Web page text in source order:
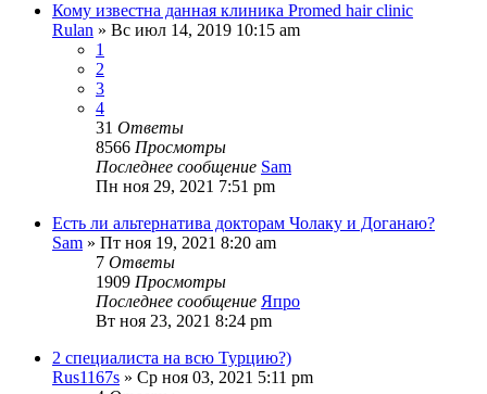
Кому известна данная клиника Promed hair clinic
Rulan » Вс июл 14, 2019 10:15 am
1
2
3
4
31 Ответы
8566 Просмотры
Последнее сообщение Sam
Пн ноя 29, 2021 7:51 pm
Есть ли альтернатива докторам Чолаку и Доганаю?
Sam » Пт ноя 19, 2021 8:20 am
7 Ответы
1909 Просмотры
Последнее сообщение Япро
Вт ноя 23, 2021 8:24 pm
2 специалиста на всю Турцию?)
Rus1167s » Ср ноя 03, 2021 5:11 pm